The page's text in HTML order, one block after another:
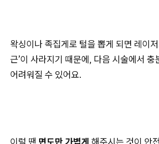
왁싱이나 족집게로 털을 뽑게 되면 레이
근’이 사라지기 때문에, 다음 시술에서 충
어려워질 수 있어요.
이럴 땐 면도만 가볍게 해주시는 것이 안